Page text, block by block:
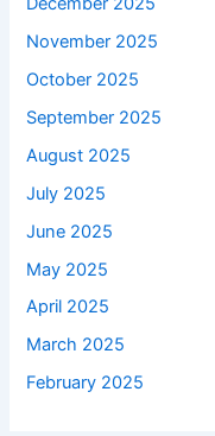
November 2025
October 2025
September 2025
August 2025
July 2025
June 2025
May 2025
April 2025
March 2025
February 2025